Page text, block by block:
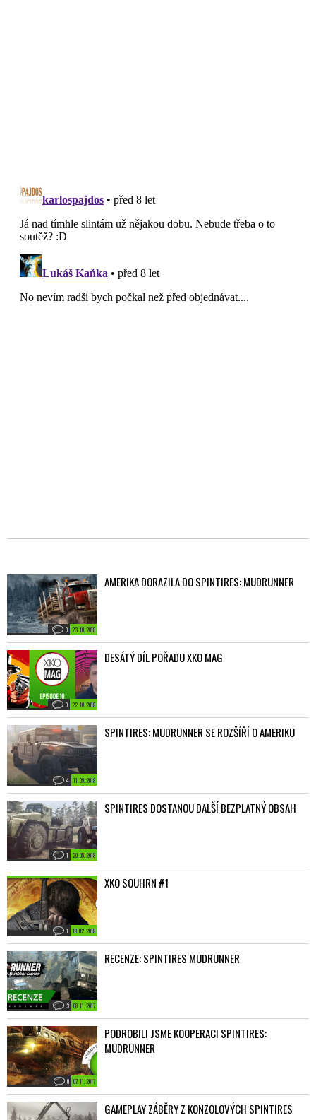
23. 10. 2018
0
AMERIKA DORAZILA DO SPINTIRES: MUDRUNNER
22. 10. 2018
0
DESÁTÝ DÍL POŘADU XKO MAG
11. 09. 2018
4
SPINTIRES: MUDRUNNER SE ROZŠÍŘÍ O AMERIKU
20. 05. 2018
1
SPINTIRES DOSTANOU DALŠÍ BEZPLATNÝ OBSAH
18. 02. 2018
1
XKO SOUHRN #1
08. 11. 2017
3
RECENZE: SPINTIRES MUDRUNNER
07. 11. 2017
0
PODROBILI JSME KOOPERACI SPINTIRES:
MUDRUNNER
GAMEPLAY ZÁBĚRY Z KONZOLOVÝCH SPINTIRES